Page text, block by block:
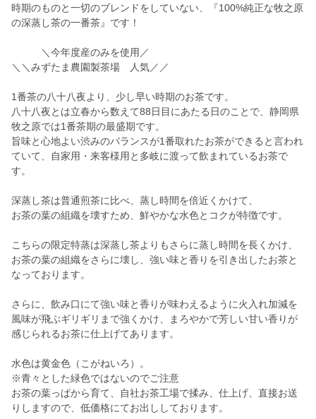
時期のものと一切のブレンドをしていない、『100%純正な牧之原
の深蒸し茶の一番茶』です！
＼今年度産のみを使用／
＼＼みずたま農園製茶場 人気／／
1番茶の八十八夜より、少し早い時期のお茶です。
八十八夜とは立春から数えて88日目にあたる日のことで、静岡県
牧之原では1番茶期の最盛期です。
旨味と心地よい渋みのバランスが1番取れたお茶ができると言われ
ていて、自家用・来客様用と多岐に渡って飲まれているお茶で
す。
深蒸し茶は普通煎茶に比べ、蒸し時間を倍近くかけて、
お茶の葉の組織を壊すため、鮮やかな水色とコクが特徴です。
こちらの限定特蒸は深蒸し茶よりもさらに蒸し時間を長くかけ、
お茶の葉の組織をさらに壊し、強い味と香りを引き出したお茶と
なっております。
さらに、飲み口にて強い味と香りが味わえるように火入れ加減を
風味が飛ぶギリギリまで強くかけ、まろやかで芳しい甘い香りが
感じられるお茶に仕上げてあります。
水色は黄金色（こがねいろ）。
※青々とした緑色ではないのでご注意
お茶の葉っぱから育て、自社お茶工場で揉み、仕上げ、直接お送
りしますので、低価格にてお出ししております。